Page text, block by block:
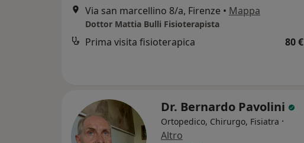
Via san marcellino 8/a, Firenze • Mappa
Dottor Mattia Bulli Fisioterapista
Prima visita fisioterapica 80 €
Dr. Bernardo Pavolini
Ortopedico, Chirurgo, Fisiatra ·
Altro